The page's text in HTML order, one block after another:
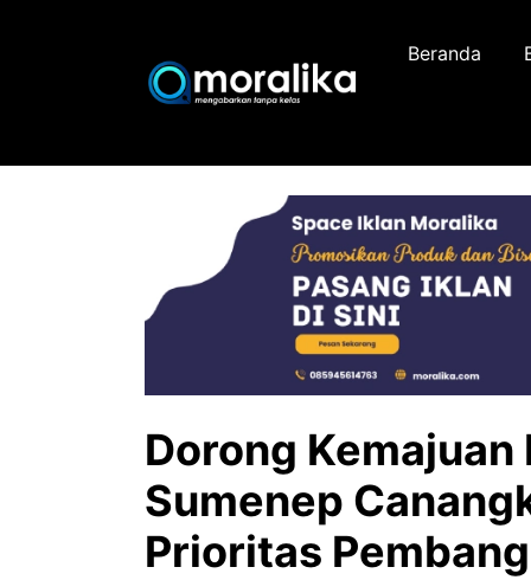
Beranda
Dorong Kemajuan
Sumenep
Prioritas